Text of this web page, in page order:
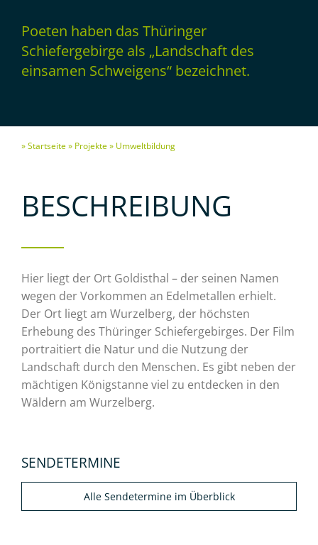
Poeten haben das Thüringer
Schiefergebirge als „Landschaft des
einsamen Schweigens“ bezeichnet.
» Startseite» Projekte» Umweltbildung
BESCHREIBUNG
Hier liegt der Ort Goldisthal – der seinen Namen
wegen der Vorkommen an Edelmetallen erhielt.
Der Ort liegt am Wurzelberg, der höchsten
Erhebung des Thüringer Schiefergebirges. Der Film
portraitiert die Natur und die Nutzung der
Landschaft durch den Menschen. Es gibt neben der
mächtigen Königstanne viel zu entdecken in den
Wäldern am Wurzelberg.
SENDETERMINE
Alle Sendetermine im Überblick